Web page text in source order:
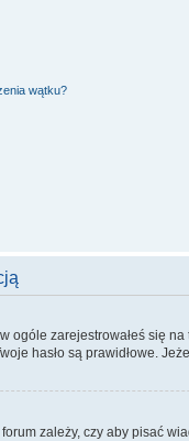
wątku?
ogóle zarejestrowałeś się
hasło są prawidłowe.
zależy, czy aby pisać